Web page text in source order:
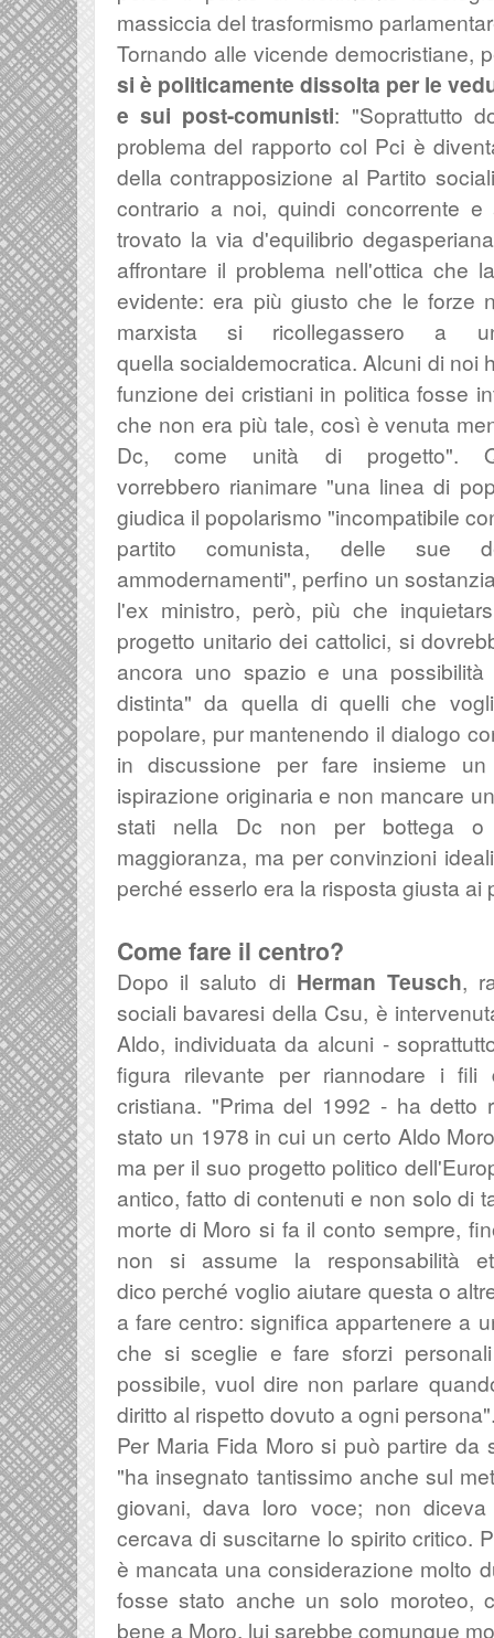
massiccia del trasformismo
Tornando alle vicende democristiane,
si è politicamente dissolta per le
e sui post-comunisti: "Soprattutto
problema del rapporto col Pci è
della contrapposizione al Partito
contrario a noi, quindi concorrente e
trovato la via d'equilibrio
affrontare il problema nell'ottica che
evidente:era più giusto che le forze
marxistasi ricollegassero a
quellasocialdemocratica. Alcuni di noi
funzione dei cristiani in politica fosse
che non era più tale, così è venuta
Dc, come unità di progetto".
vorrebbero rianimare "una linea di
giudica il popolarismo "incompatibile
partito comunista, delle sue
ammodernamenti", perfino un
l'ex ministro, però, più che
progetto unitario dei cattolici, si
ancora uno spazio e una
distinta" da quella di quelli che
popolare, pur mantenendo il dialogo
in discussione per fare insieme
ispirazione originaria e non mancare
stati nella Dc non per bottega
maggioranza, ma per convinzioni
perché esserlo era la risposta giusta
Come fare il centro?
Dopo il saluto di Herman Teusch,
sociali bavaresi della Csu, è
Aldo, individuata da alcuni -
figura rilevante per riannodare i fili
cristiana. "Prima del 1992 - ha detto
stato un 1978 in cui un certo Aldo
ma per il suo progetto politico
antico, fatto di contenuti e non solo di
morte di Moro si fa il conto sempre,
non si assume la responsabilità
dico perché voglio aiutare questa o
a fare centro: significa appartenere a
che si sceglie e fare sforzi
possibile,vuol dire non parlare
diritto al rispetto dovuto a ogni persona
Per Maria Fida Moro si può partire da
"ha insegnato tantissimo anche sul
giovani, dava loro voce; non
cercava di suscitarne lo spirito critico. P
è mancata una considerazione molto
fosse stato anche un solo moroteo,
bene a Moro, lui sarebbe comunque